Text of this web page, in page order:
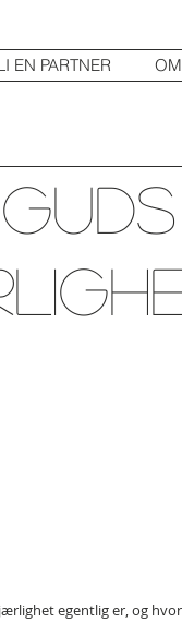
EN PARTNER OM
egentlig er, og